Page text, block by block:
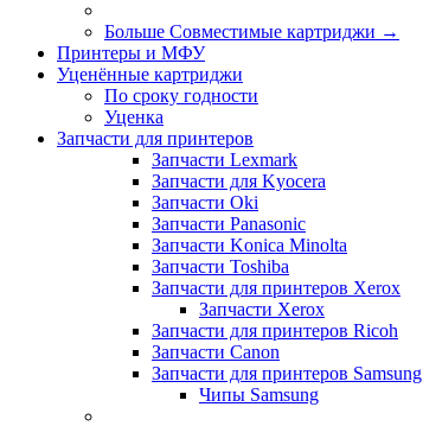
Больше Совместимые картриджи →
Принтеры и МФУ
Уценённые картриджи
По сроку годности
Уценка
Запчасти для принтеров
Запчасти Lexmark
Запчасти для Kyocera
Запчасти Oki
Запчасти Panasonic
Запчасти Koniсa Minolta
Запчасти Toshiba
Запчасти для принтеров Xerox
Запчасти Xerox
Запчасти для принтеров Ricoh
Запчасти Canon
Запчасти для принтеров Samsung
Чипы Samsung